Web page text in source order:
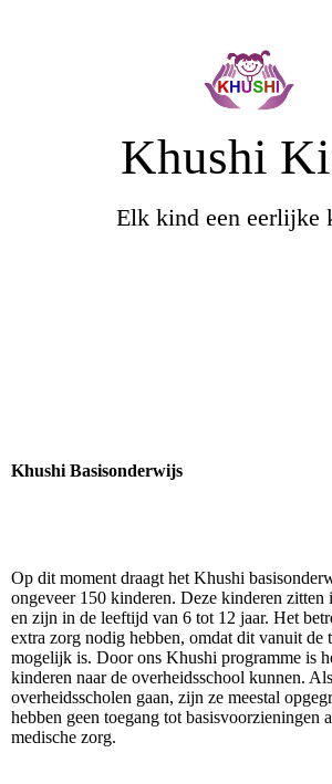
Khushi
Elk kind een eerlijke
Khushi Basisonderwijs
Op dit moment draagt het Khushi
ongeveer 150 kinderen. Deze kinderen zitten
en zijn in de leeftijd van 6 tot 12 jaar. Het
extra zorg nodig hebben, omdat dit vanuit de
mogelijk is. Door ons Khushi programme is
kinderen naar de overheidsschool kunnen.
overheidsscholen gaan, zijn ze meestal
hebben geen toegang tot basisvoorzieningen
medische zorg.